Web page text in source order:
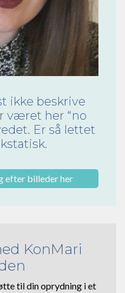
ikke beskrive
været her “no
Er så lettet
efter billeder her
KonMari
til din oprydning i et